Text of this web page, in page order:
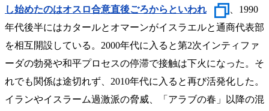
し始めたのはオスロ合意直後ごろからといわれ
、1990
年代後半にはカタールとオマーンがイスラエルと通商代表部
を相互開設している。2000年代に入ると第2次インティファ
ーダの勃発や和平プロセスの停滞で接触は下火になった。そ
れでも関係は途切れず、2010年代に入ると再び活発化した。
イランやイスラーム過激派の脅威、「アラブの春」以降の混